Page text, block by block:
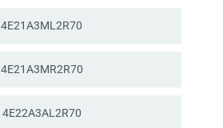
4E21A3ML2R70
4E21A3MR2R70
4E22A3AL2R70